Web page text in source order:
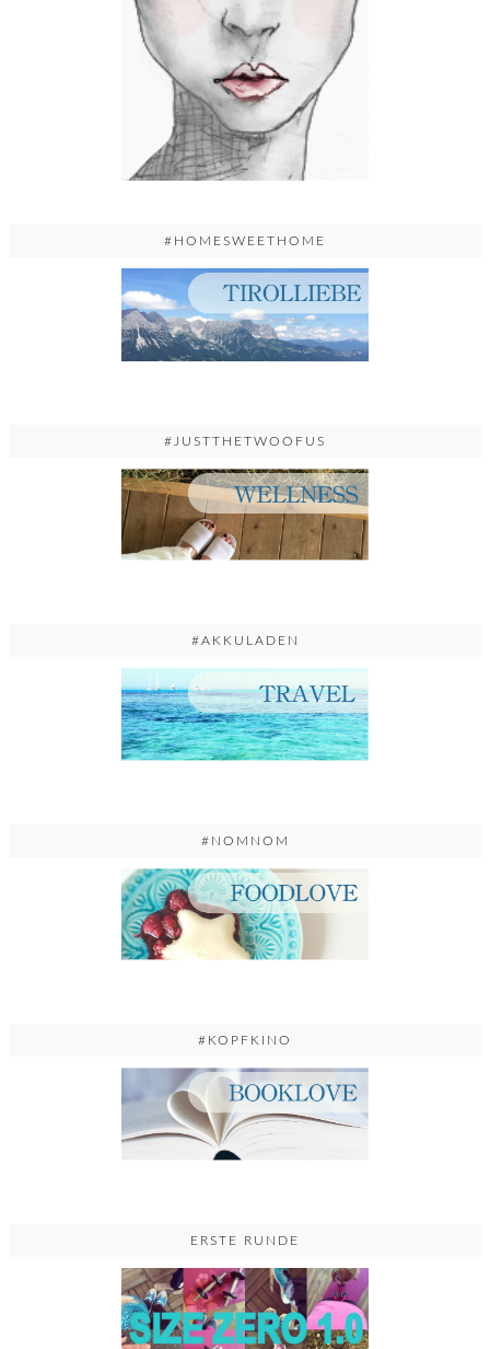
#HOMESWEETHOME
#JUSTTHETWOOFUS
#AKKULADEN
#NOMNOM
#KOPFKINO
ERSTE RUNDE